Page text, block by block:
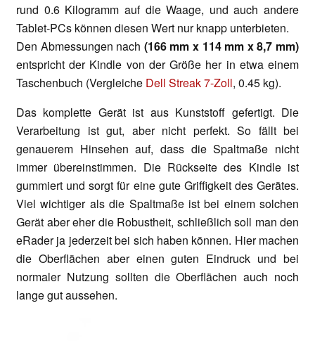
rund 0.6 Kilogramm auf die Waage, und auch andere
Tablet-PCs können diesen Wert nur knapp unterbieten.
Den Abmessungen nach (166 mm x 114 mm x 8,7 mm)
entspricht der Kindle von der Größe her in etwa einem
Taschenbuch (Vergleiche Dell Streak 7-Zoll, 0.45 kg).
Das komplette Gerät ist aus Kunststoff gefertigt. Die
Verarbeitung ist gut, aber nicht perfekt. So fällt bei
genauerem Hinsehen auf, dass die Spaltmaße nicht
immer übereinstimmen. Die Rückseite des Kindle ist
gummiert und sorgt für eine gute Griffigkeit des Gerätes.
Viel wichtiger als die Spaltmaße ist bei einem solchen
Gerät aber eher die Robustheit, schließlich soll man den
eRader ja jederzeit bei sich haben können. Hier machen
die Oberflächen aber einen guten Eindruck und bei
normaler Nutzung sollten die Oberflächen auch noch
lange gut aussehen.